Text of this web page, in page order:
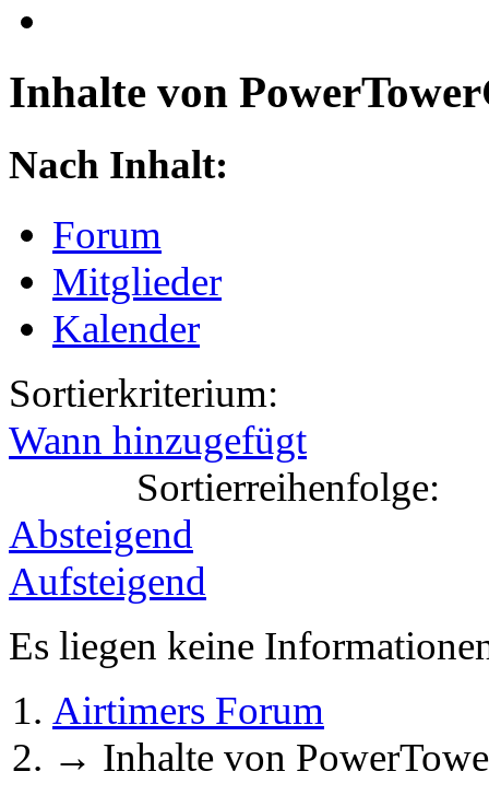
Inhalte von
Nach Inhalt:
Forum
Mitglieder
Kalender
Sortierkriterium:
Wann hinzugefügt
Sortierreihenfolge:
Absteigend
Aufsteigend
Es liegen keine
Airtimers Forum
→ Inhalte von